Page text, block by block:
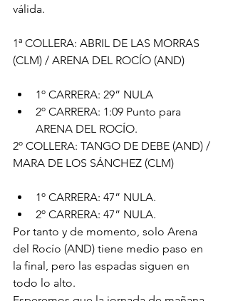
válida.
1ª COLLERA: ABRIL DE LAS MORRAS
(CLM) / ARENA DEL ROCÍO (AND)
1º CARRERA: 29” NULA
2º CARRERA: 1:09 Punto para
ARENA DEL ROCÍO.
2º COLLERA: TANGO DE DEBE (AND) /
MARA DE LOS SÁNCHEZ (CLM)
1º CARRERA: 47” NULA.
2º CARRERA: 47” NULA.
Por tanto y de momento, solo Arena
del Rocío (AND) tiene medio paso en
la final, pero las espadas siguen en
todo lo alto.